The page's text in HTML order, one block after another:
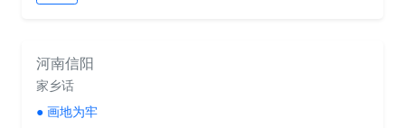
河南信阳
家乡话
● 画地为牢